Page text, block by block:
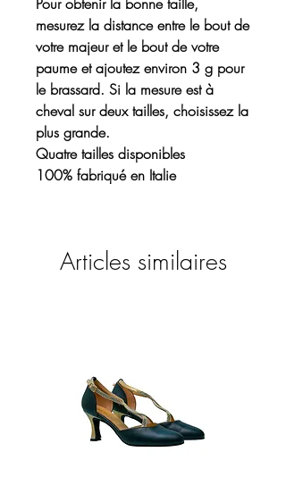
mesurez la distance entre le bout de
votre majeur et le bout de votre
paume et ajoutez environ 3 g pour
le brassard. Si la mesure est à
cheval sur deux tailles, choisissez la
plus grande.
Quatre tailles disponibles
100% fabriqué en Italie
Articles similaires